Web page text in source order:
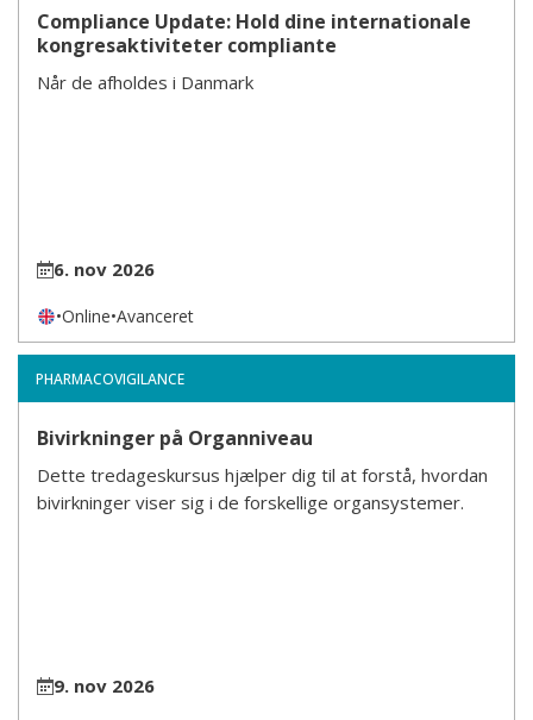
Compliance Update: Hold dine internationale
kongresaktiviteter compliante
Når de afholdes i Danmark
6. nov 2026
•Online•Avanceret
PHARMACOVIGILANCE
Bivirkninger på Organniveau
Dette tredageskursus hjælper dig til at forstå, hvordan
bivirkninger viser sig i de forskellige organsystemer.
9. nov 2026